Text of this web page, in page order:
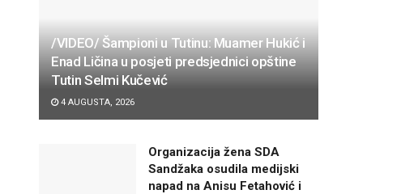
/VIDEO/ Šampioni u Tutinu: Muamer Hukić i
Enad Ličina u posjeti predsjednici opštine
Tutin Selmi Kučević
4 AUGUSTA, 2026
Organizacija žena SDA
Sandžaka osudila medijski
napad na Anisu Fetahović i